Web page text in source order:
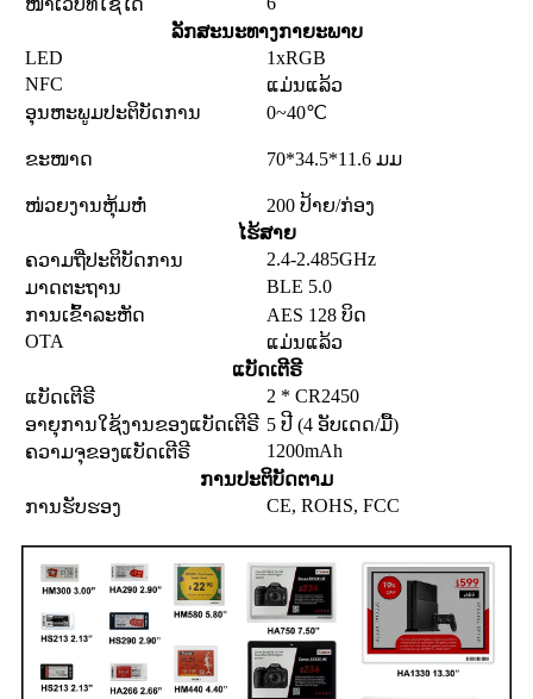
ໜ້າເວັບທີ່ໃຊ້ໄດ້
ລັກສະນະທາງກາຍະພາບ
LED
1xRGB
NFC
ແມ່ນແລ້ວ
ອຸນຫະພູມປະຕິບັດການ
0~40℃
ຂະໜາດ 70*34.5*11.6 ມມ
ໜ່ວຍງານຫຸ້ມຫໍ່
200 ປ້າຍ/ກ່ອງ
ໄຮ້ສາຍ
ຄວາມຖີ່ປະຕິບັດການ
2.4-2.485GHz
ມາດຕະຖານ
BLE 5.0
ການເຂົ້າລະຫັດ
AES 128 ບິດ
OTA
ແມ່ນແລ້ວ
ແບັດເຕີຣີ
ແບັດເຕີຣີ
2 * CR2450
ອາຍຸການໃຊ້ງານຂອງແບັດເຕີຣີ 5 ປີ (4 ອັບເດດ/ມື້)
ຄວາມຈຸຂອງແບັດເຕີຣີ
1200mAh
ການປະຕິບັດຕາມ
ການຮັບຮອງ
CE, ROHS, FCC